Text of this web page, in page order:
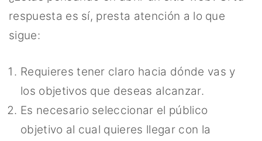
respuesta es sí, presta atención a lo que
sigue:
Requieres tener claro hacia dónde vas y
los objetivos que deseas alcanzar.
Es necesario seleccionar el público
objetivo al cual quieres llegar con la